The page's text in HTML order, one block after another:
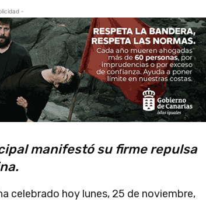
-
manifestó su firme repulsa
celebrado hoy lunes, 25 de noviembre,